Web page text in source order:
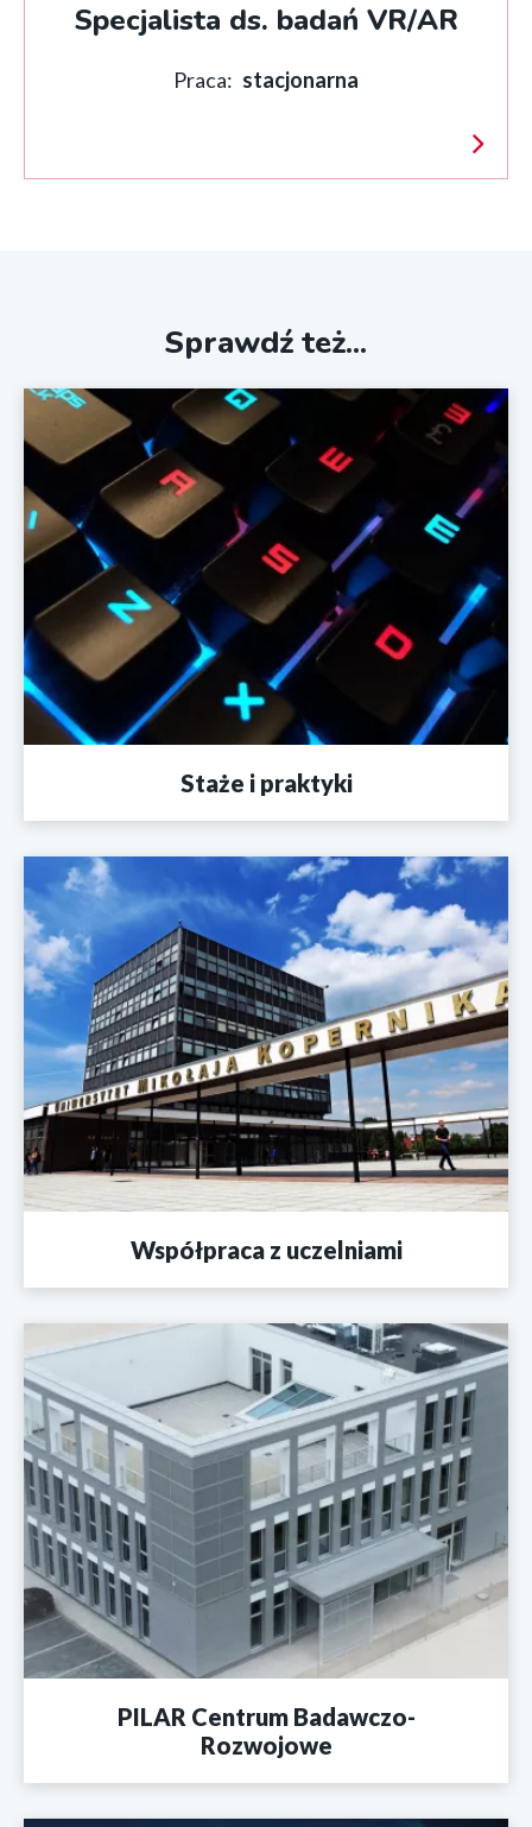
Specjalista ds. badań VR/AR
Praca: stacjonarna
Sprawdź też...
Staże i praktyki
Współpraca z uczelniami
PILAR Centrum Badawczo-
Rozwojowe